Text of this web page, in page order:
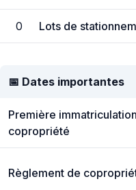
0 Lots de
📅 Dates importantes
Première
copropriété
Règlement de